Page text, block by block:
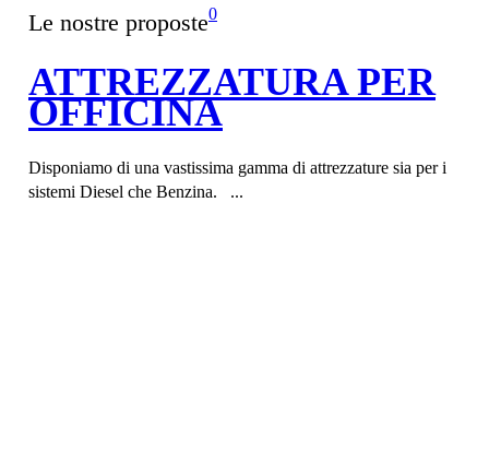
Le nostre proposte0
ATTREZZATURA PER
OFFICINA
Disponiamo di una vastissima gamma di attrezzature sia per i
sistemi Diesel che Benzina. ...